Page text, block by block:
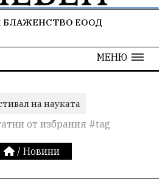
БЛАЖЕНСТВО ЕООД
МЕНЮ
на науката
от избрания #tag
/ Новини